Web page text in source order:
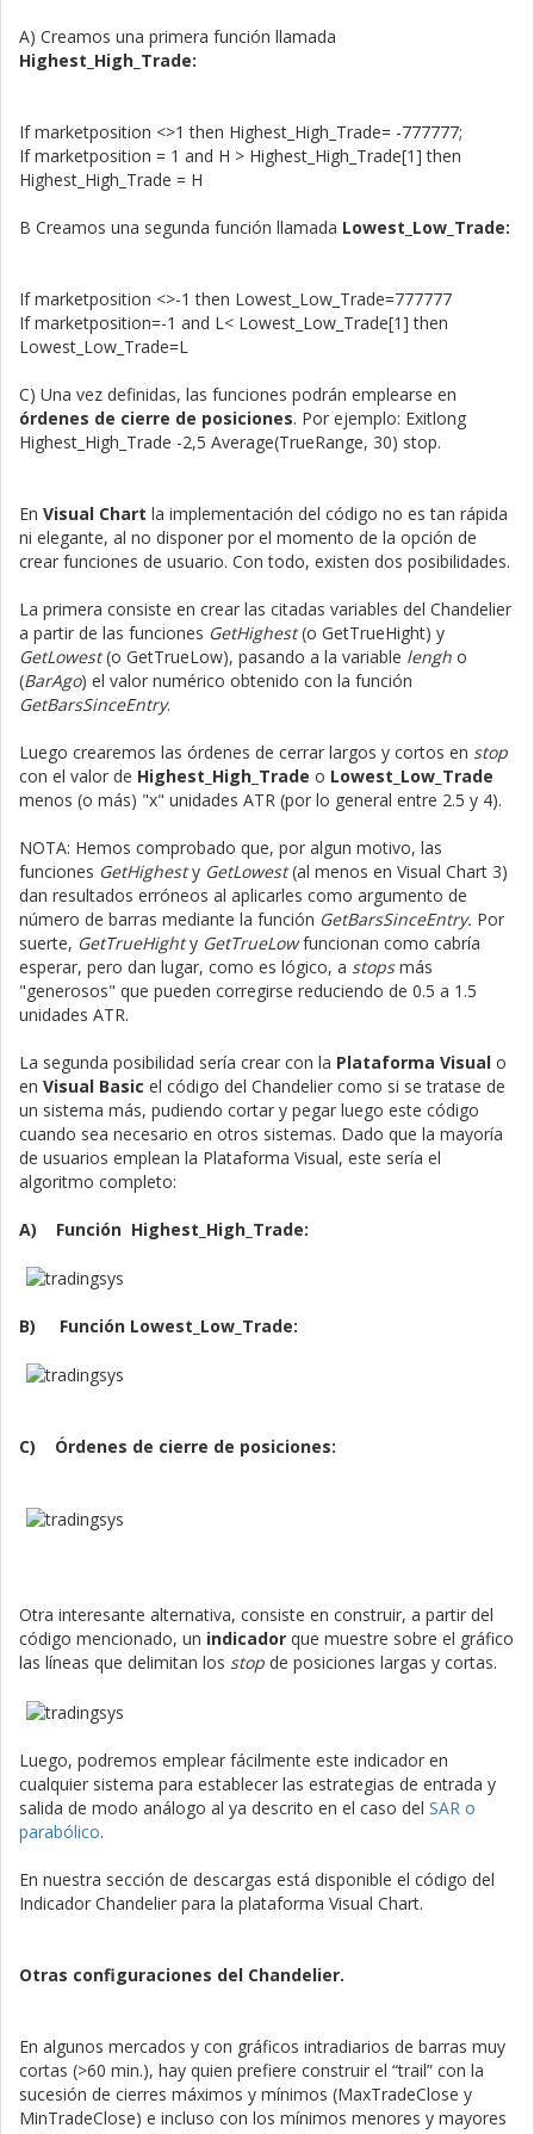
A) Creamos una primera función llamada
Highest_High_Trade:
If marketposition <>1 then Highest_High_Trade= -777777;
If marketposition = 1 and H > Highest_High_Trade[1] then
Highest_High_Trade = H
B Creamos una segunda función llamada Lowest_Low_Trade:
If marketposition <>-1 then Lowest_Low_Trade=777777
If marketposition=-1 and L< Lowest_Low_Trade[1] then
Lowest_Low_Trade=L
C) Una vez definidas, las funciones podrán emplearse en
órdenes de cierre de posiciones. Por ejemplo: Exitlong
Highest_High_Trade -2,5 Average(TrueRange, 30) stop.
En Visual Chart la implementación del código no es tan rápida
ni elegante, al no disponer por el momento de la opción de
crear funciones de usuario. Con todo, existen dos posibilidades.
La primera consiste en crear las citadas variables del Chandelier
a partir de las funciones GetHighest(o GetTrueHight) y
GetLowest(o GetTrueLow), pasando a la variable lengh o
(BarAgo) el valor numérico obtenido con la función
GetBarsSinceEntry.
Luego crearemos las órdenes de cerrar largos y cortos en stop
con el valor de Highest_High_Trade o Lowest_Low_Trade
menos (o más) "x" unidades ATR (por lo general entre 2.5 y 4).
NOTA: Hemos comprobado que, por algun motivo, las
funciones GetHighesty GetLowest(al menos en Visual Chart 3)
dan resultados erróneos al aplicarles como argumento de
número de barras mediante la función GetBarsSinceEntry. Por
suerte, GetTrueHighty GetTrueLowfuncionan como cabría
esperar, pero dan lugar, como es lógico, a stopsmás
"generosos" que pueden corregirse reduciendo de 0.5 a 1.5
unidades ATR.
La segunda posibilidad sería crear con la Plataforma Visual o
en Visual Basic el código del Chandelier como si se tratase de
un sistema más, pudiendo cortar y pegar luego este código
cuando sea necesario en otros sistemas. Dado que la mayoría
de usuarios emplean la Plataforma Visual, este sería el
algoritmo completo:
A) Función Highest_High_Trade:
B) Función Lowest_Low_Trade:
C) Órdenes de cierre de posiciones:
Otra interesante alternativa, consiste en construir, a partir del
código mencionado, un indicador que muestre sobre el gráfico
las líneas que delimitan los stop de posiciones largas y cortas.
Luego, podremos emplear fácilmente este indicador en
cualquier sistema para establecer las estrategias de entrada y
salida de modo análogo al ya descrito en el caso del SAR o
parabólico.
En nuestra sección de descargas está disponible el código del
Indicador Chandelier para la plataforma Visual Chart.
Otras configuraciones del Chandelier.
En algunos mercados y con gráficos intradiarios de barras muy
cortas (>60 min.), hay quien prefiere construir el “trail” con la
sucesión de cierres máximos y mínimos (MaxTradeClose y
MinTradeClose) e incluso con los mínimos menores y mayores